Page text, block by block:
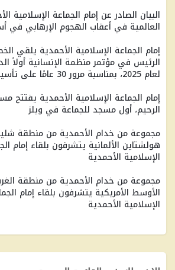
البيان الصادر عن إمام الجماعة الإسلامية
العالمية في أعقاب الهجوم الإرهابي في
إمام الجماعة الإسلامية الأحمدية يلقي
الرئيس في مؤتمر منظمة الإنسانية أولاً
لعام 2025، بمناسبة مرور 30 ​​عامًا على تأسيسها
إمام الجماعة الإسلامية الأحمدية يفتتح
الرحيم، أول مسجد للجماعة في ويلز
مجموعة من خدام الأحمدية من منطقة
هولشتاين الألمانية يتشرفون بلقاء إمام
الإسلامية الأحمدية
مجموعة من خدام الأحمدية من منطقة
الأوسط الأمريكية يتشرفون بلقاء إمام
الإسلامية الأحمدية